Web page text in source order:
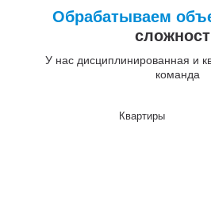
Обрабатываем
У нас дисциплинированная и
команда
Квартиры